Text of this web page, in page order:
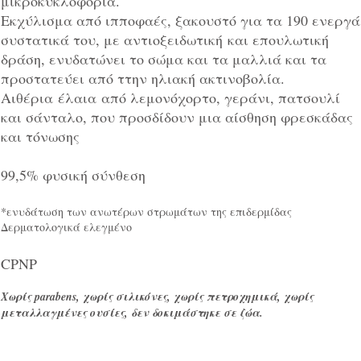
Εκχύλισμα από ιπποφαές, ξακουστό για τα 190 ενεργά
συστατικά του, με αντιοξειδωτική και επουλωτική
δράση, ενυδατώνει το σώμα και τα μαλλιά και τα
προστατεύει από ττην ηλιακή ακτινοβολία.
Αιθέρια έλαια από λεμονόχορτο, γεράνι, πατσουλί
και σάνταλο, που προσδίδουν μια αίσθηση φρεσκάδας
και τόνωσης
99,5% φυσική σύνθεση
*ενυδάτωση των ανωτέρων στρωμάτων της επιδερμίδας
Δερματολογικά ελεγμένο
CPNP
Χωρίς parabens, χωρίς σιλικόνες, χωρίς πετροχημικά, χωρίς
μεταλλαγμένες ουσίες, δεν δοκιμάστηκε σε ζώα.